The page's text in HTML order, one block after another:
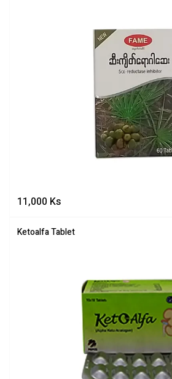
11,000 Ks
Ketoalfa Tablet